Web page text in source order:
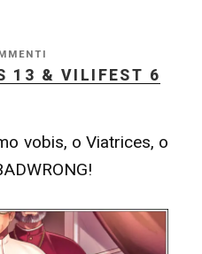
13 & VILIFEST 6
vobis, o Viatrices, o